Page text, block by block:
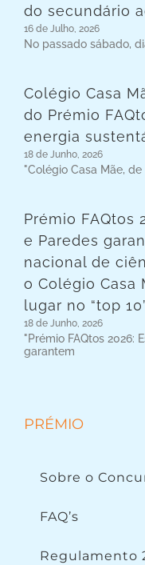
do secundário
16 de Julho, 2026
No passado sábado,
Colégio Casa
do Prémio
energia
18 de Junho, 2026
"Colégio Casa Mãe,
Prémio FAQtos
e Paredes
nacional de
o Colégio Casa
lugar no “top
18 de Junho, 2026
"Prémio FAQtos 2026:
garantem
PRÉMIO
Sobre o
FAQ’s
Regulamento